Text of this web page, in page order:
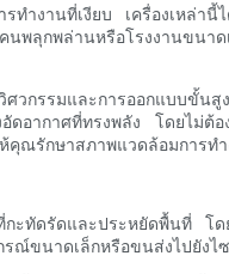
ทำงานที่เงียบ เครื่องเหล่
ลุกพล่านหรือโรงงานขนา
ศวกรรมและการออกแบบ
อากาศที่ทรงพลัง โดยไม่ต้
คุณรักษาสภาพแวดล้อมการท
ะทัดรัดและประหยัดพื้นที่ โ
ณ์ขนาดเล็กหรือขนส่งไปยั